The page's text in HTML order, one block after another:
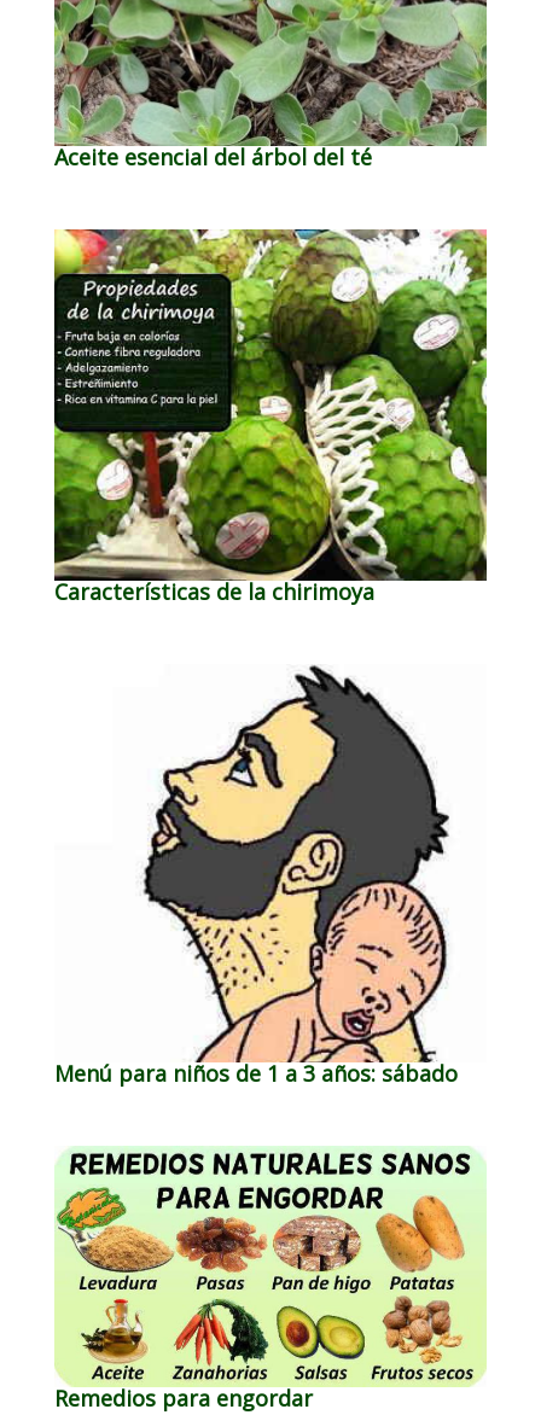
Aceite esencial del árbol del té
Características de la chirimoya
Menú para niños de 1 a 3 años: sábado
Remedios para engordar